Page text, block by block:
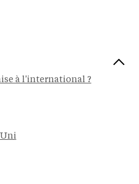
à l'international ?
Uni